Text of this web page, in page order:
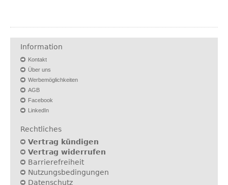
Information
Kontakt
Über uns
Werbemöglichkeiten
AGB
Facebook
LinkedIn
Rechtliches
Vertrag kündigen
Vertrag widerrufen
Barrierefreiheit
Nutzungsbedingungen
Datenschutz